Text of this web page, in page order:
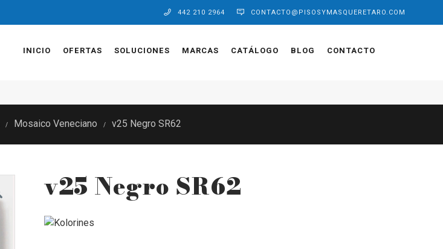
442 210 2964 CONTACTO@PISOSYMASQUERETARO.COM
INICIO OFERTAS SOLUCIONES MARCAS CATÁLOGO BLOG CONTACTO
/ Mosaico Veneciano / v25 Negro SR62
v25 Negro SR62